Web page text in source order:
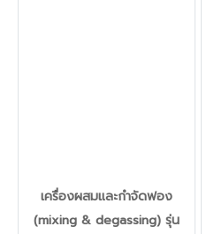
เครื่องผสมและกำจัดฟอง
(mixing & degassing) รุ่น